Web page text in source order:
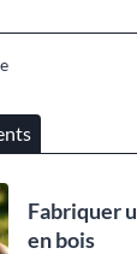
Fabriquer
en bois